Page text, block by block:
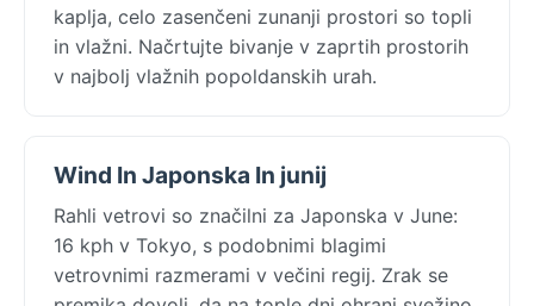
kaplja, celo zasenčeni zunanji prostori so topli
in vlažni. Načrtujte bivanje v zaprtih prostorih
v najbolj vlažnih popoldanskih urah.
Wind In Japonska In junij
Rahli vetrovi so značilni za Japonska v June:
16 kph v Tokyo, s podobnimi blagimi
vetrovnimi razmerami v večini regij. Zrak se